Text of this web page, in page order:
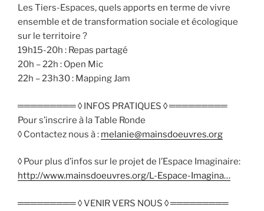
Les Tiers-Espaces, quels apports en terme de vivre
ensemble et de transformation sociale et écologique
sur le territoire ?
19h15-20h : Repas partagé
20h – 22h : Open Mic
22h – 23h30 : Mapping Jam
═════════ ◊ INFOS PRATIQUES ◊ ═════════
Pour s’inscrire à la Table Ronde
◊ Contactez nous à : melanie@mainsdoeuvres.org
◊ Pour plus d’infos sur le projet de l’Espace Imaginaire:
http://www.mainsdoeuvres.org/L-Espace-Imagina…
═════════ ◊ VENIR VERS NOUS ◊ ═════════